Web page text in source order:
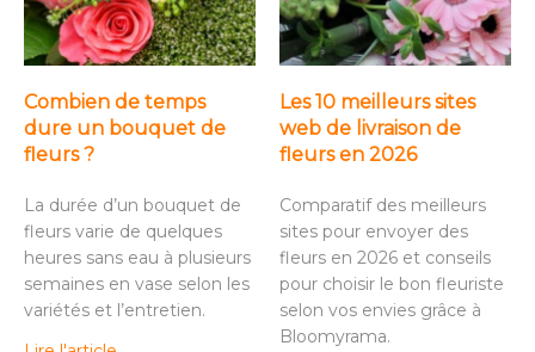
Combien de temps
dure un bouquet de
fleurs ?
La durée d’un bouquet de
fleurs varie de quelques
heures sans eau à plusieurs
semaines en vase selon les
variétés et l’entretien.
Les 10 meilleurs sites
web de livraison de
fleurs en 2026
Comparatif des meilleurs
sites pour envoyer des
fleurs en 2026 et conseils
pour choisir le bon fleuriste
selon vos envies grâce à
Bloomyrama.